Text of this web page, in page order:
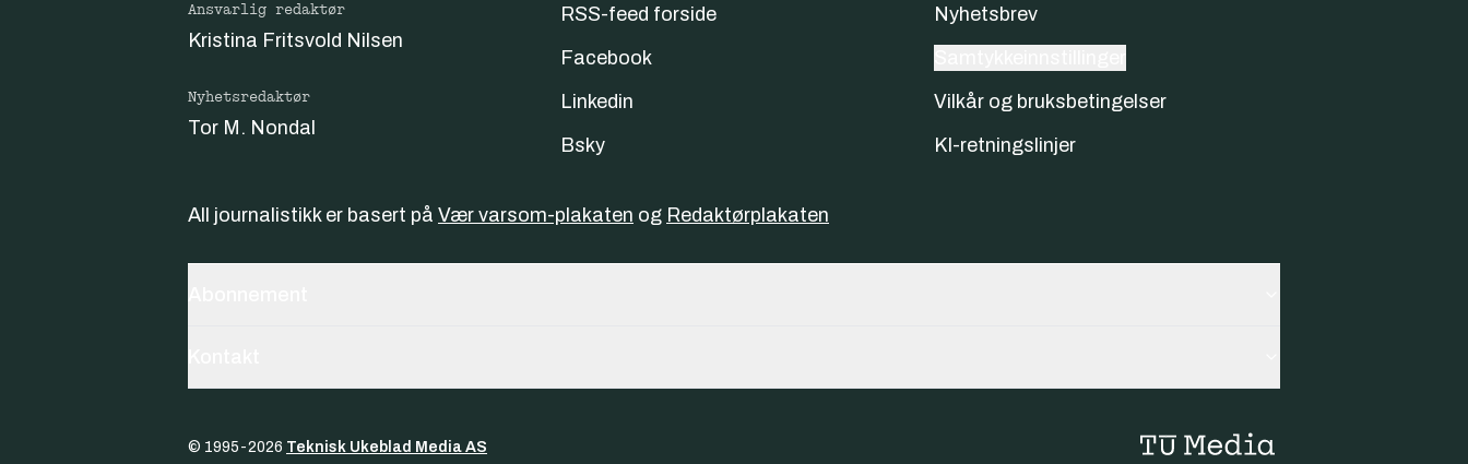
Ansvarlig redaktør
Kristina Fritsvold Nilsen
Nyhetsredaktør
Tor M. Nondal
RSS-feed forside
Facebook
Linkedin
Bsky
Nyhetsbrev
Vilkår og bruksbetingelser
KI-retningslinjer
All journalistikk er basert på Vær varsom-plakaten og Redaktørplakaten
© 1995-2026 Teknisk Ukeblad Media AS